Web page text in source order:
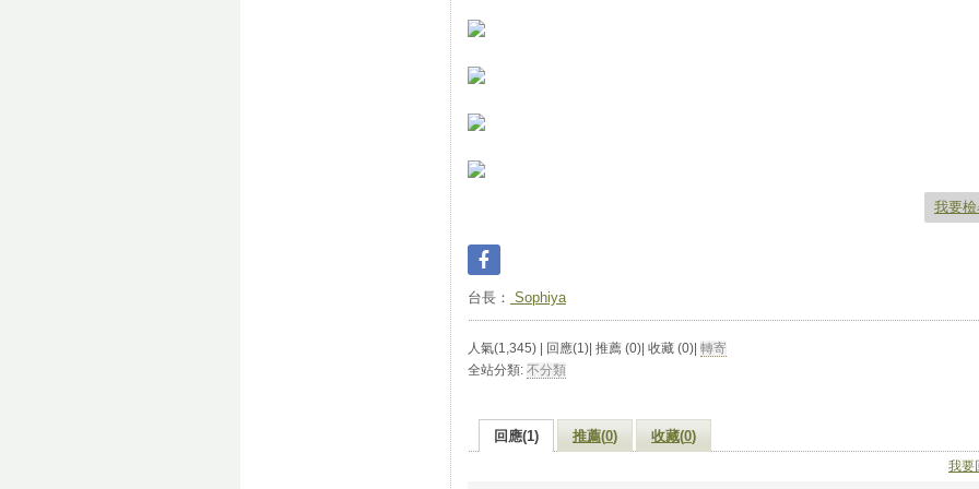
我要
台長： Sophiya
人氣(1,345) | 回應(1)| 推薦 (0)| 收藏 (0)| 轉寄
全站分類: 不分類
回應(1) 推薦(0) 收藏(0)
我要